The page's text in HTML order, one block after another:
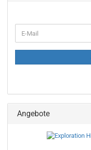
ZUR
E-
Mail
Angebote